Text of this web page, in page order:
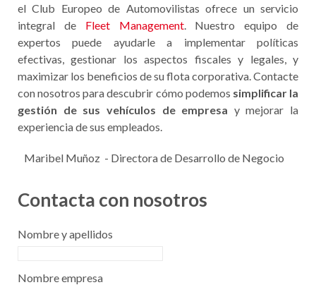
el Club Europeo de Automovilistas ofrece un servicio
integral de Fleet Management. Nuestro equipo de
expertos puede ayudarle a implementar políticas
efectivas, gestionar los aspectos fiscales y legales, y
maximizar los beneficios de su flota corporativa. Contacte
con nosotros para descubrir cómo podemos simplificar la
gestión de sus vehículos de empresa y mejorar la
experiencia de sus empleados.
Maribel Muñoz - Directora de Desarrollo de Negocio
Contacta con nosotros
Nombre y apellidos
Nombre empresa